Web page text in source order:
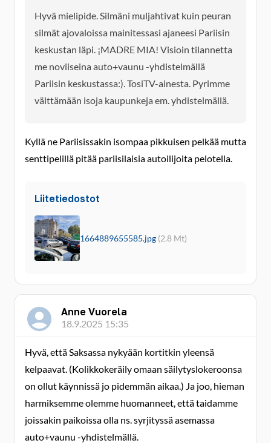
Hyvä mielipide. Silmäni muljahtivat kuin peuran
silmät ajovaloissa mainitessasi ajaneesi Pariisin
keskustan läpi. ¡MADRE MIA! Visioin tilannetta
me noviiseina auto+vaunu -yhdistelmällä
Pariisin keskustassa:). TosiTV-ainesta. Pyrimme
välttämään isoja kaupunkeja em. yhdistelmällä.
Kyllä ne Pariisissakin isompaa pikkuisen pelkää mutta
senttipelillä pitää pariisilaisia autoilijoita pelotella.
Liitetiedostot
1664889655585.jpg (2.8 Mt)
Anne Vuorela
18.9.2025 15:35
Hyvä, että Saksassa nykyään kortitkin yleensä
kelpaavat. (Kolikkokeräily omaan säilytyslokeroonsa
on ollut käynnissä jo pidemmän aikaa.) Ja joo, hieman
harmiksemme olemme huomanneet, että taidamme
joissakin paikoissa olla ns. syrjityssä asemassa
auto+vaunu -yhdistelmällä.